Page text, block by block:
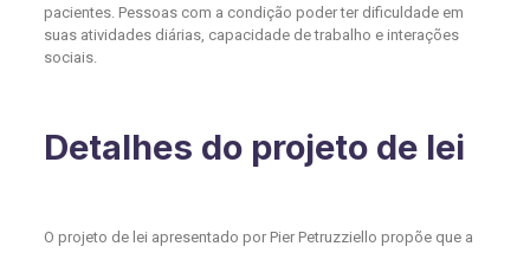
pacientes. Pessoas com a condição poder ter dificuldade em
suas atividades diárias, capacidade de trabalho e interações
sociais.
Detalhes do projeto de lei
O projeto de lei apresentado por Pier Petruzziello propõe que a